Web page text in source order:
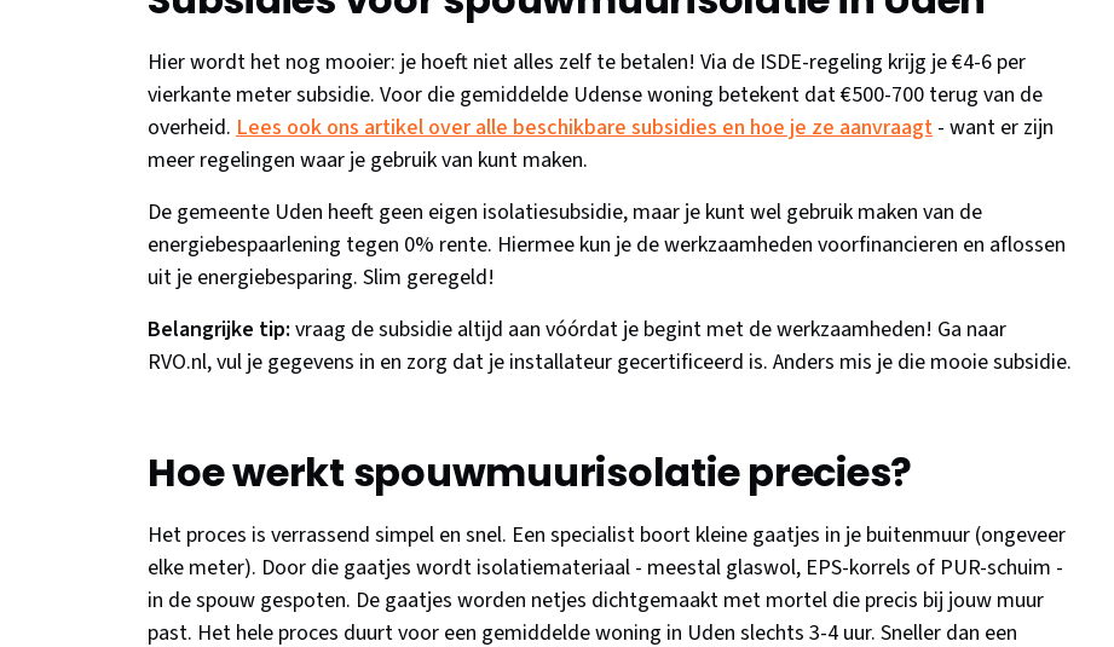
Hier wordt het nog mooier: je hoeft niet alles zelf te betalen! Via de ISDE-regeling krijg je €4-6 per
vierkante meter subsidie. Voor die gemiddelde Udense woning betekent dat €500-700 terug van de
overheid. Lees ook ons artikel over alle beschikbare subsidies en hoe je ze aanvraagt - want er zijn
meer regelingen waar je gebruik van kunt maken.
De gemeente Uden heeft geen eigen isolatiesubsidie, maar je kunt wel gebruik maken van de
energiebespaarlening tegen 0% rente. Hiermee kun je de werkzaamheden voorfinancieren en aflossen
uit je energiebesparing. Slim geregeld!
Belangrijke tip: vraag de subsidie altijd aan vóórdat je begint met de werkzaamheden! Ga naar
RVO.nl, vul je gegevens in en zorg dat je installateur gecertificeerd is. Anders mis je die mooie subsidie.
Hoe werkt spouwmuurisolatie precies?
Het proces is verrassend simpel en snel. Een specialist boort kleine gaatjes in je buitenmuur (ongeveer
elke meter). Door die gaatjes wordt isolatiemateriaal - meestal glaswol, EPS-korrels of PUR-schuim -
in de spouw gespoten. De gaatjes worden netjes dichtgemaakt met mortel die precis bij jouw muur
past. Het hele proces duurt voor een gemiddelde woning in Uden slechts 3-4 uur. Sneller dan een